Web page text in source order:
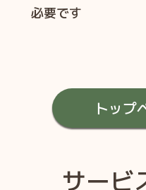
必要です
トップ
サービ